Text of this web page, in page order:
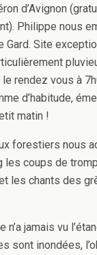
d’Avignon
Philippe nous
Gard. Site
rendez vous à
d’habitude,
matin !
forestiers nous
les coups de
les chants des
n’a jamais vu
sont inondées,